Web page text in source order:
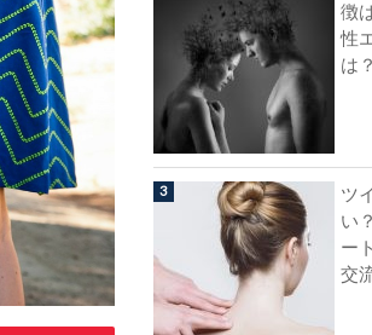
徴
性
は？
ツ
い
ー
交